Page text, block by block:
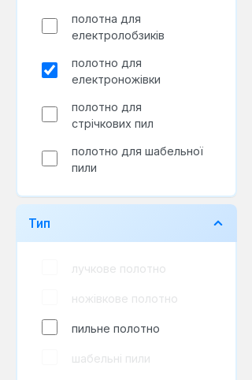
полотна для
електролобзиків
полотно для
електроножівки
полотно для
стрічкових пил
полотно для шабельної
пили
Тип
лучкове полотно
ножівкове полотно
пильне полотно
шабельні пили